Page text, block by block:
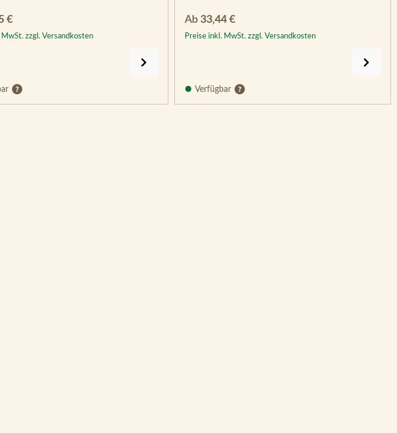
Preis:
€
MwSt. zzgl. Versandkosten
Regulärer Preis:
Ab 33,44 €
Preise inkl. MwSt. zzgl. Versandkosten
Verfügbar